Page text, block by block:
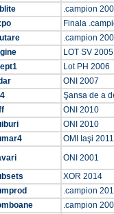
.campion
Finala
.campion
LOT SV 2005
Lot PH 2006
ONI 2007
Şansa de a
ONI 2010
ONI 2010
OMI Iaşi 2011
ONI 2001
XOR 2014
.campion
.campion